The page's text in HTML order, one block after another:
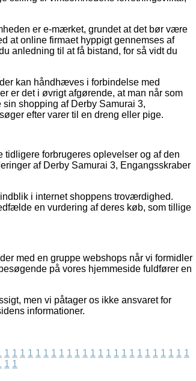
er e-mærket, grundet at det bør være
at online firmaet hyppigt gennemses af
anledning til at få bistand, for så vidt du
kan håndhæves i forbindelse med
er det i øvrigt afgørende, at man når som
shopping af Derby Samurai 3,
efter varer til en dreng eller pige.
forbrugeres oplevelser og af den
af Derby Samurai 3, Engangsskraber
i internet shoppens troværdighed.
en vurdering af deres køb, som tillige
med en gruppe webshops når vi formidler
på vores hjemmeside fuldfører en
men vi påtager os ikke ansvaret for
informationer.
1 1 1 1 1 1 1 1 1 1 1 1 1 1 1 1 1 1 1 1 1 1 1 1
1 1